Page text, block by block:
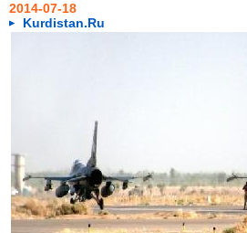
2014-07-18
Kurdistan.Ru